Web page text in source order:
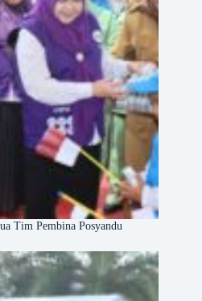
Tim Pembina Posyandu